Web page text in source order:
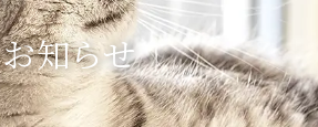
お知らせ